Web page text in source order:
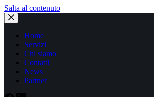
Salta al contenuto
Home
Servizi
Chi siamo
Contatti
News
Partner